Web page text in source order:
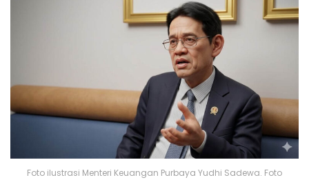
Foto ilustrasi Menteri Keuangan Purbaya Yudhi Sadewa. Foto